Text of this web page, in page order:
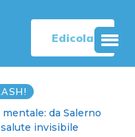
Edicola
da Salerno
invisibile